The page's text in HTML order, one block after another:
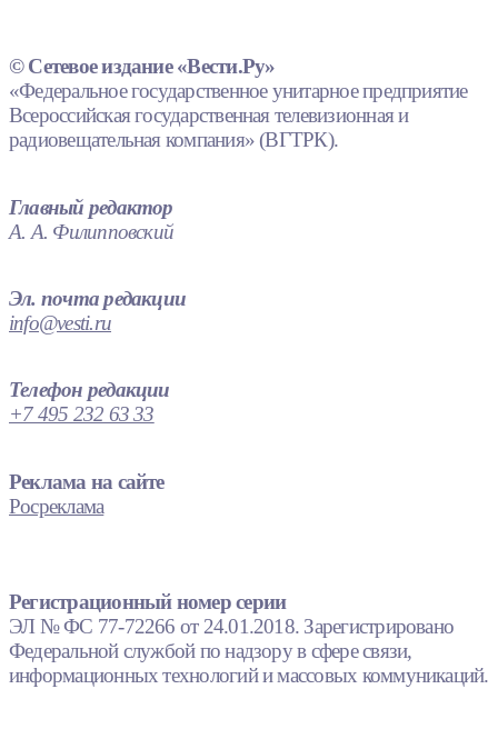
© Сетевое издание «Вести.Ру»
«Федеральное государственное унитарное предприятие
Всероссийская государственная телевизионная и
радиовещательная компания» (ВГТРК).
Главный редактор
А. А. Филипповский
Эл. почта редакции
info@vesti.ru
Телефон редакции
+7 495 232 63 33
Реклама на сайте
Росреклама
Регистрационный номер серии
ЭЛ № ФС 77-72266 от 24.01.2018. Зарегистрировано
Федеральной службой по надзору в сфере связи,
информационных технологий и массовых коммуникаций.